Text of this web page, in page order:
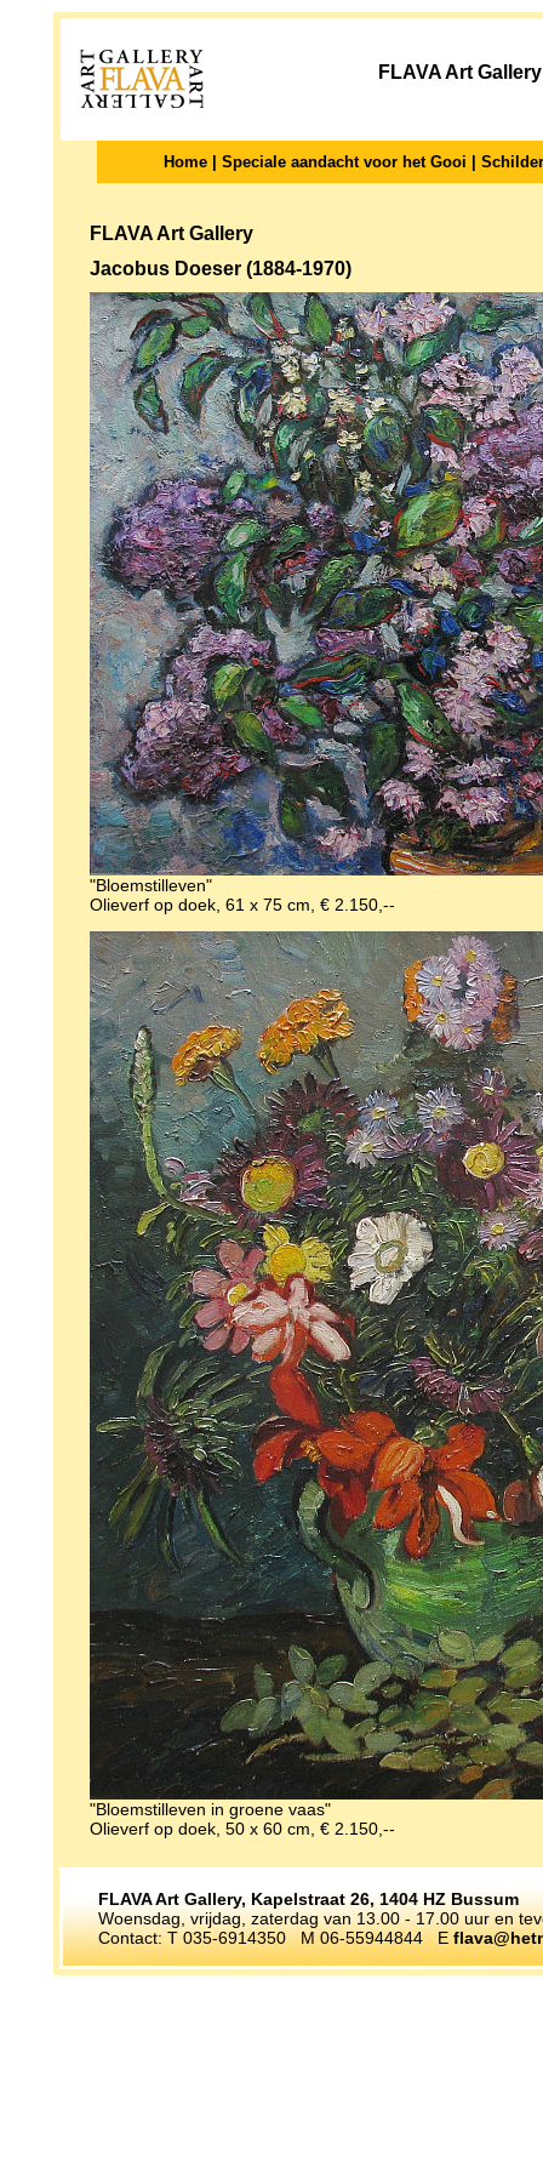
FLAVA Art
Home Speciale aandacht voor het Gooi
FLAVA Art Gallery
Jacobus Doeser (1884-1970)
"Bloemstilleven"
Olieverf op doek, 61 x 75 cm, € 2.150,--
"Bloemstilleven in groene vaas"
Olieverf op doek, 50 x 60 cm, € 2.150,--
FLAVA Art Gallery, Kapelstraat 26, 1404 HZ Bussum
Woensdag, vrijdag, zaterdag van 13.00 - 17.00 uur en
Contact: T 035-6914350 M 06-55944844 E